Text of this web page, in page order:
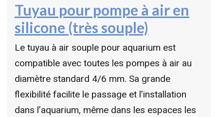
Tuyau pour pompe à air en
silicone (très souple)
Le tuyau à air souple pour aquarium est
compatible avec toutes les pompes à air au
diamètre standard 4/6 mm. Sa grande
flexibilité facilite le passage et l’installation
dans l’aquarium, même dans les espaces les